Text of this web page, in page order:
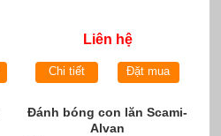
Liên hệ
Chi tiết Đặt mua
Đánh bóng con lăn Scami-
Alvan